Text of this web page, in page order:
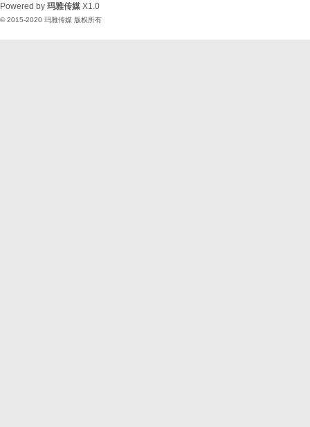
Powered by 玛雅传媒 X1.0
© 2015-2020 玛雅传媒 版权所有